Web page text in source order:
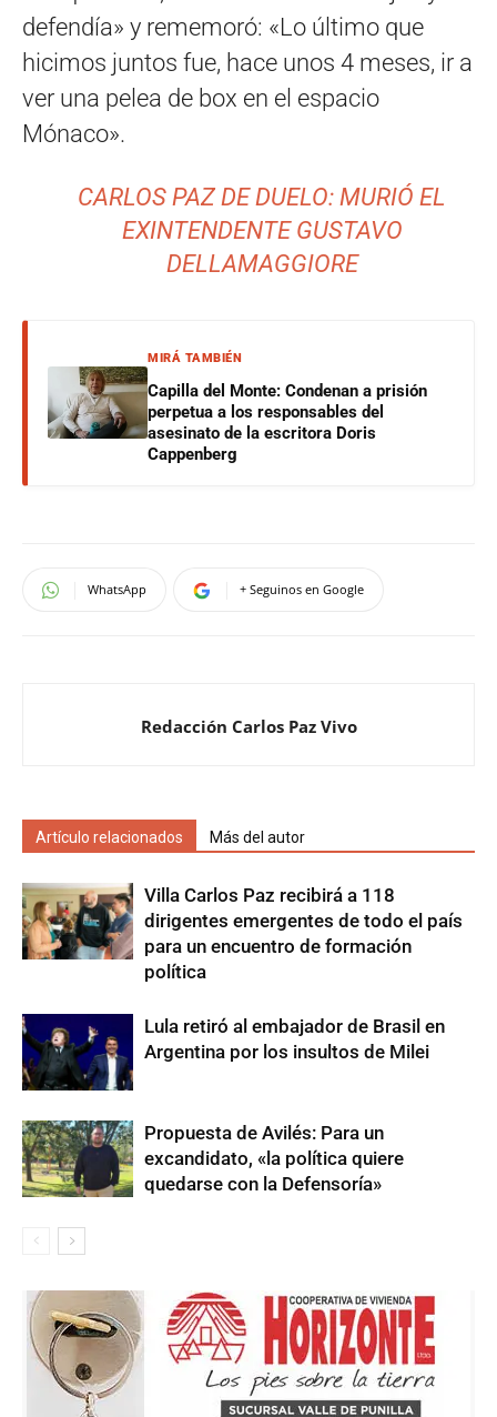
defendía» y rememoró: «Lo último que
hicimos juntos fue, hace unos 4 meses, ir a
ver una pelea de box en el espacio
Mónaco».
CARLOS PAZ DE DUELO: MURIÓ EL
EXINTENDENTE GUSTAVO
DELLAMAGGIORE
MIRÁ TAMBIÉN
Capilla del Monte: Condenan a prisión
perpetua a los responsables del
asesinato de la escritora Doris
Cappenberg
WhatsApp + Seguinos en Google
Redacción Carlos Paz Vivo
Artículo relacionados Más del autor
Villa Carlos Paz recibirá a 118
dirigentes emergentes de todo el país
para un encuentro de formación
política
Lula retiró al embajador de Brasil en
Argentina por los insultos de Milei
Propuesta de Avilés: Para un
excandidato, «la política quiere
quedarse con la Defensoría»